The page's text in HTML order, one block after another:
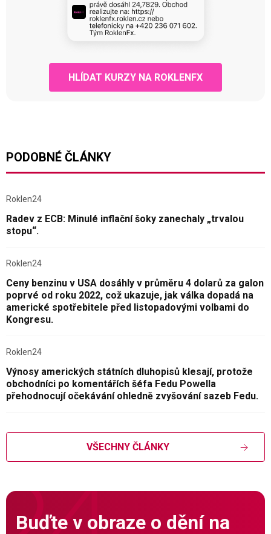
HLÍDAT KURZY NA ROKLENFX
PODOBNÉ ČLÁNKY
Roklen24
Radev z ECB: Minulé inflační šoky zanechaly „trvalou
stopu“.
Roklen24
Ceny benzinu v USA dosáhly v průměru 4 dolarů za galon
poprvé od roku 2022, což ukazuje, jak válka dopadá na
americké spotřebitele před listopadovými volbami do
Kongresu.
Roklen24
Výnosy amerických státních dluhopisů klesají, protože
obchodníci po komentářích šéfa Fedu Powella
přehodnocují očekávání ohledně zvyšování sazeb Fedu.
VŠECHNY ČLÁNKY
Buďte v obraze o dění na